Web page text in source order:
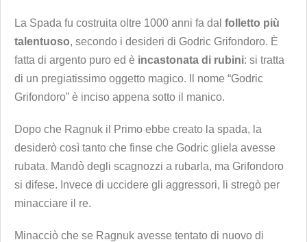
La Spada fu costruita oltre 1000 anni fa dal folletto più
talentuoso, secondo i desideri di Godric Grifondoro. È
fatta di argento puro ed è incastonata di rubini: si tratta
di un pregiatissimo oggetto magico. Il nome “Godric
Grifondoro” è inciso appena sotto il manico.
Dopo che Ragnuk il Primo ebbe creato la spada, la
desiderò così tanto che finse che Godric gliela avesse
rubata. Mandò degli scagnozzi a rubarla, ma Grifondoro
si difese. Invece di uccidere gli aggressori, li stregò per
minacciare il re.
Minacciò che se Ragnuk avesse tentato di nuovo di